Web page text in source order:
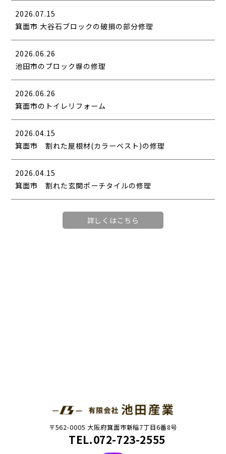
2026.07.15
箕面市 大谷石ブロックの破損の部分修理
2026.06.26
池田市のブロック塀の修理
2026.06.26
箕面市のトイレリフォーム
2026.04.15
箕面市 割れた屋根材(カラーベスト)の修理
2026.04.15
箕面市 割れた玄関ポーチタイルの修理
詳しくはこちら
〒562-0005 大阪府箕面市新稲7丁目6番8号
TEL.072-723-2555